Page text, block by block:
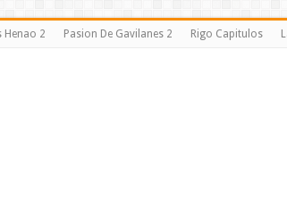
Henao 2 Pasion De Gavilanes 2 Rigo Capitulos